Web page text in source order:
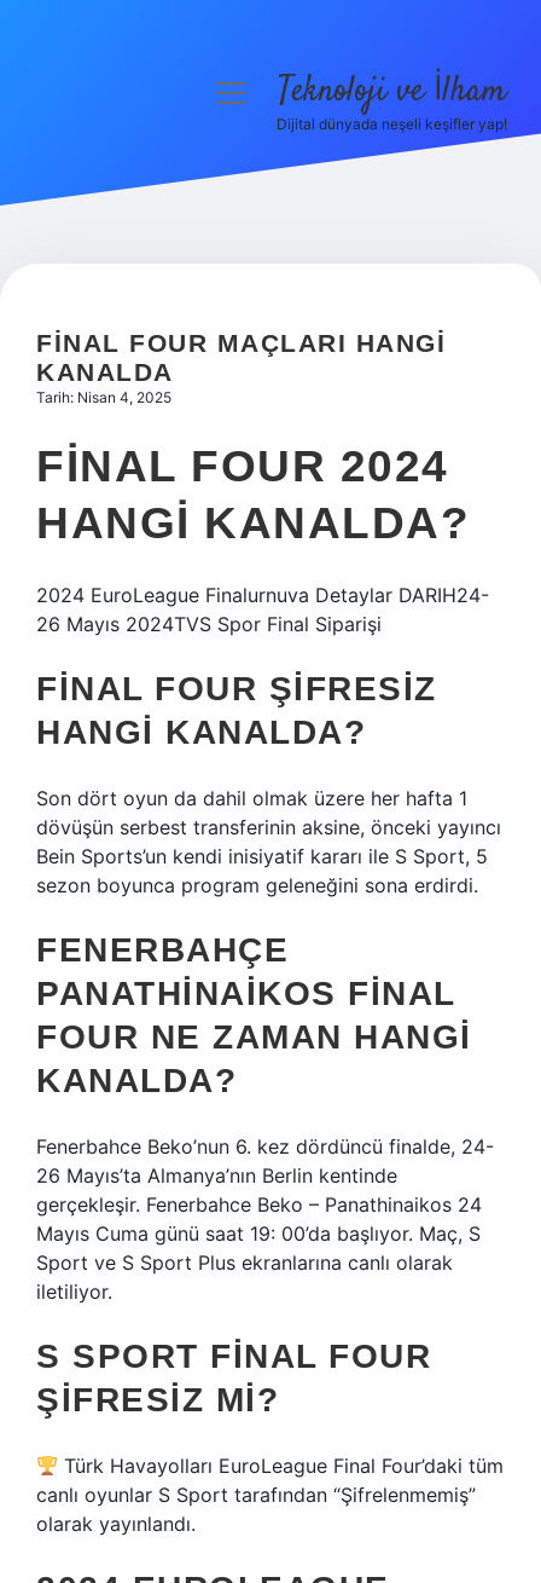
Hakkımızda
menüyüTeknoloji ve İlham
Dijital dünyada neşeli keşifler yap!
FINAL FOUR MAÇLARI HANGI
KANALDA
Tarih: Nisan 4, 2025
FINAL FOUR 2024
HANGI KANALDA?
2024 EuroLeague Finalurnuva Detaylar DARIH24-
26 Mayıs 2024TVS Spor Final Siparişi
FINAL FOUR ŞIFRESIZ
HANGI KANALDA?
Son dört oyun da dahil olmak üzere her hafta 1
dövüşün serbest transferinin aksine, önceki yayıncı
Bein Sports’un kendi inisiyatif kararı ile S Sport, 5
sezon boyunca program geleneğini sona erdirdi.
FENERBAHÇE
PANATHINAIKOS FINAL
FOUR NE ZAMAN HANGI
KANALDA?
Fenerbahce Beko’nun 6. kez dördüncü finalde, 24-
26 Mayıs’ta Almanya’nın Berlin kentinde
gerçekleşir. Fenerbahce Beko – Panathinaikos 24
Mayıs Cuma günü saat 19: 00’da başlıyor. Maç, S
Sport ve S Sport Plus ekranlarına canlı olarak
iletiliyor.
S SPORT FINAL FOUR
ŞIFRESIZ MI?
Türk Havayolları EuroLeague Final Four’daki tüm
canlı oyunlar S Sport tarafından “Şifrelenmemiş”
olarak yayınlandı.